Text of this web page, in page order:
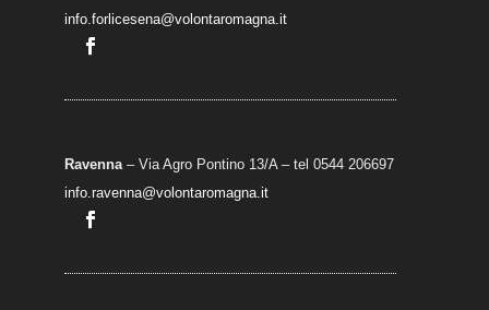
info.forlicesena@volontaromagna.it
Ravenna– Via Agro Pontino 13/A– tel 0544 206697
info.ravenna@volontaromagna.it